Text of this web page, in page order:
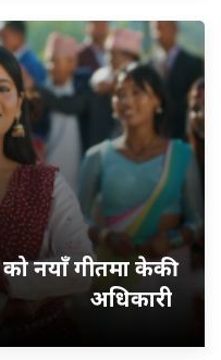
को नयाँ गीतमा केकी
अधिकारी